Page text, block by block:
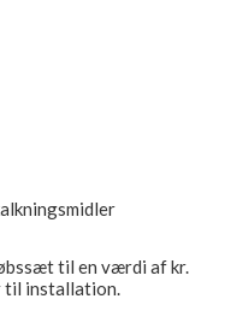
til en værdi af kr.
til installation.